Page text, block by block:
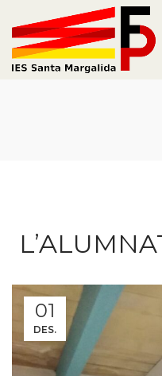
01
DES.